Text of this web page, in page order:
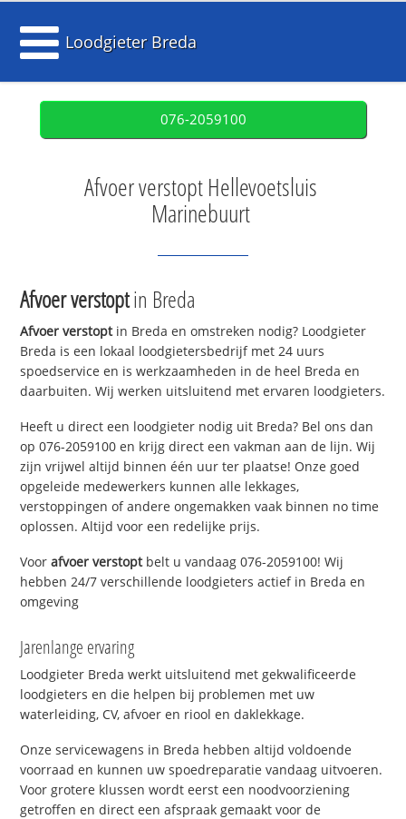
Loodgieter Breda
076-2059100
Afvoer verstopt Hellevoetsluis
Marinebuurt
Afvoer verstoptin Breda
Afvoer verstoptin Breda en omstreken nodig? Loodgieter
Breda is een lokaal loodgietersbedrijf met 24 uurs
spoedservice en is werkzaamheden in de heel Breda en
daarbuiten. Wij werken uitsluitend met ervaren loodgieters.
Heeft u direct een loodgieter nodig uit Breda? Bel ons dan
op 076-2059100 en krijg direct een vakman aan de lijn. Wij
zijn vrijwel altijd binnen één uur ter plaatse! Onze goed
opgeleide medewerkers kunnen alle lekkages,
verstoppingen of andere ongemakken vaak binnen no time
oplossen. Altijd voor een redelijke prijs.
Voorafvoer verstoptbelt u vandaag 076-2059100! Wij
hebben 24/7 verschillende loodgieters actief in Breda en
omgeving
Jarenlange ervaring
Loodgieter Breda werkt uitsluitend met gekwalificeerde
loodgieters en die helpen bij problemen met uw
waterleiding, CV, afvoer en riool en daklekkage.
Onze servicewagens in Breda hebben altijd voldoende
voorraad en kunnen uw spoedreparatie vandaag uitvoeren.
Voor grotere klussen wordt eerst een noodvoorziening
getroffen en direct een afspraak gemaakt voor de